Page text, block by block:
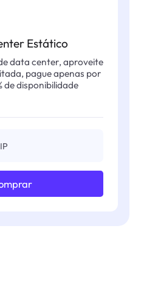
Estático
data center, aproveite
pague apenas por
de disponibilidade